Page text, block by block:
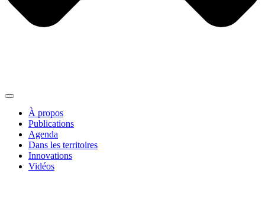
À propos
Publications
Agenda
Dans les territoires
Innovations
Vidéos